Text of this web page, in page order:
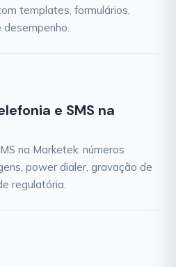
templates, formulários,
e SMS na
na Marketek: números
power dialer, gravação de
regulatória.